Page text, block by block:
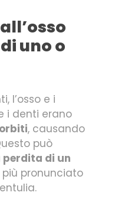
uno o
l’osso e i
i denti erano
, causando
può
perdita di un
pronunciato